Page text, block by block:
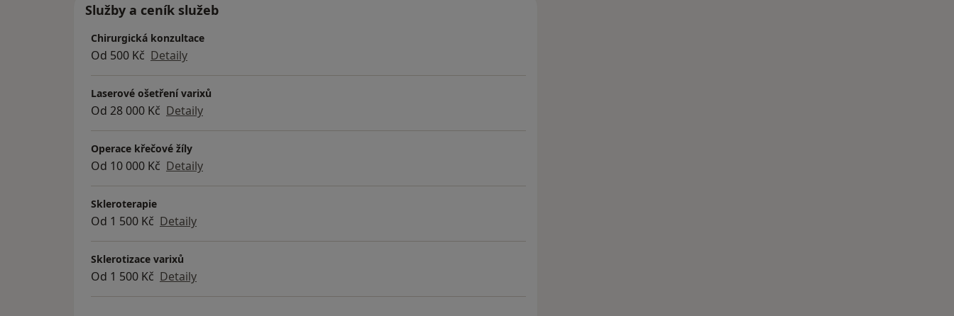
Služby a ceník služeb
Chirurgická konzultace
Od 500 Kč Detaily
Laserové ošetření varixů
Od 28 000 Kč Detaily
Operace křečové žíly
Od 10 000 Kč Detaily
Skleroterapie
Od 1 500 Kč Detaily
Sklerotizace varixů
Od 1 500 Kč Detaily